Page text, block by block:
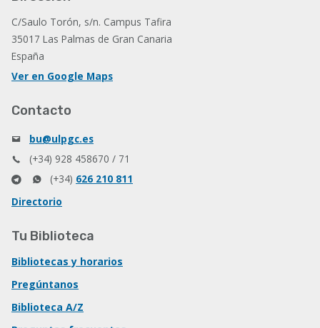
C/Saulo Torón, s/n. Campus Tafira
35017 Las Palmas de Gran Canaria
España
Ver en Google Maps
Contacto
bu@ulpgc.es
(+34) 928 458670 / 71
(+34) 626 210 811
Directorio
Tu Biblioteca
Bibliotecas y horarios
Pregúntanos
Biblioteca A/Z